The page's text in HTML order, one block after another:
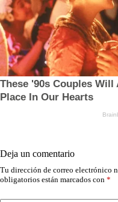
Deja un comentario
Tu dirección de correo electrónico
obligatorios están marcados con *